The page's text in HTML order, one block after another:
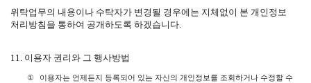
위탁업무의 내용이나 수탁자가 변경될 경우에는 지체없이 본 개인정보
처리방침을 통하여 공개하도록 하겠습니다.
11. 이용자 권리와 그 행사방법
①
이용자는 언제든지 등록되어 있는 자신의 개인정보를 조회하거나 수정할 수